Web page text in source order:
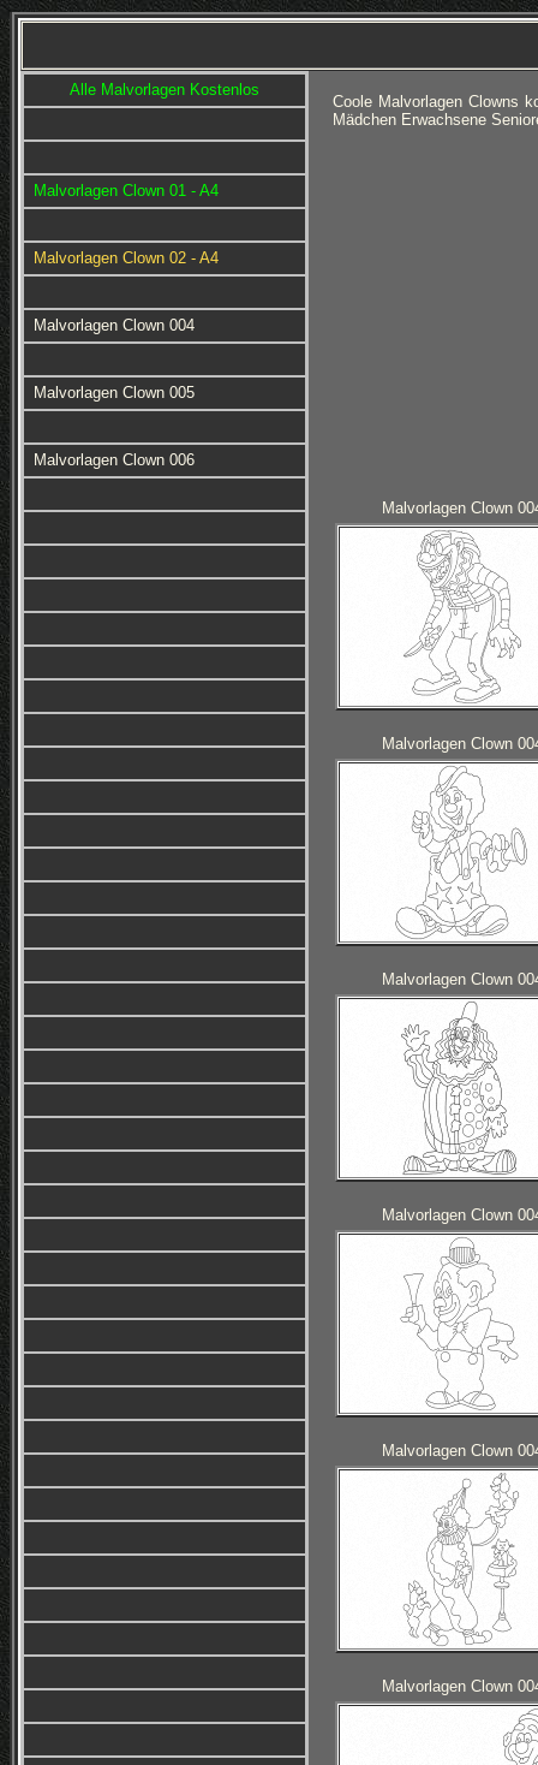
Alle Malvorlagen Kostenlos
Malvorlagen Clown 01 - A4
Malvorlagen Clown 02 - A4
Malvorlagen Clown 004
Malvorlagen Clown 005
Malvorlagen Clown 006
Coole Malvorlagen Clowns
Mädchen Erwachsene
Malvorlagen Clown
Malvorlagen Clown
Malvorlagen Clown
Malvorlagen Clown
Malvorlagen Clown
Malvorlagen Clown